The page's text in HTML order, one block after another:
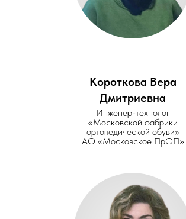
Короткова Вера
Дмитриевна
Инженер-технолог
«Московской фабрики
ортопедической обуви»
АО «Московское ПрОП»